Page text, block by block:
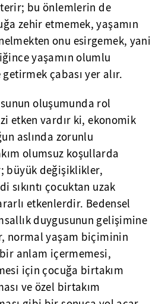
bu önlemlerin de
zehir etmemek, yaşamın
onu esirgemek, yani
yaşamın olumlu
çabası yer alır.
oluşumunda rol
etken vardır ki, ekonomik
aslında zorunlu
olumsuz koşullarda
büyük değişiklikler,
sıkıntı çocuktan uzak
etkenlerdir. Bedensel
duygusunun gelişimine
normal yaşam biçiminin
anlam içermemesi,
için çocuğa birtakım
ve özel birtakım